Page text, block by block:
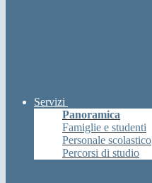
Servizi
Panoramica
Famiglie e studenti
Personale scolastico
Percorsi di studio